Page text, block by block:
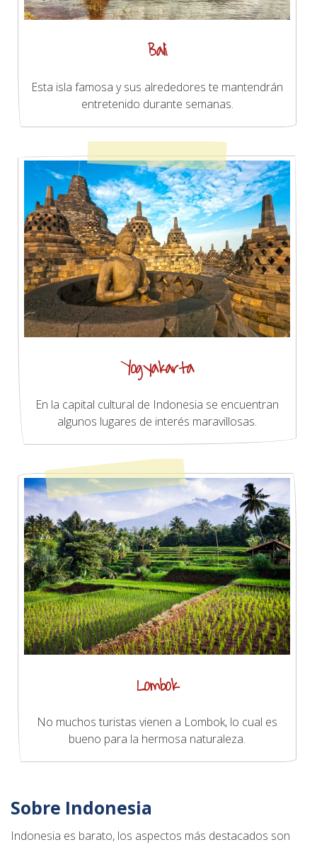
Bali
Esta isla famosa y sus alrededores te mantendrán
entretenido durante semanas.
Yogyakarta
En la capital cultural de Indonesia se encuentran
algunos lugares de interés maravillosas.
Lombok
No muchos turistas vienen a Lombok, lo cual es
bueno para la hermosa naturaleza.
Sobre Indonesia
Indonesia es barato, los aspectos más destacados son